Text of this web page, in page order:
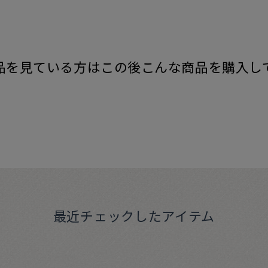
を見ている方はこの後こんな商品を購入し
最近チェックしたアイテム